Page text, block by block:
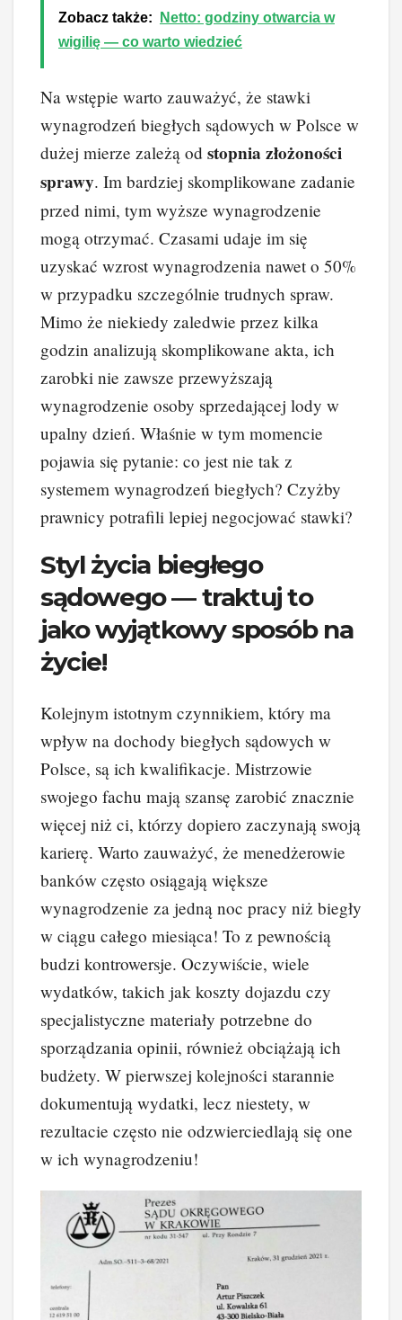
Zobacz także:
Netto: godziny otwarcia w
wigilię — co warto wiedzieć
Na wstępie warto zauważyć, że stawki
wynagrodzeń biegłych sądowych w Polsce w
dużej mierze zależą od stopnia złożoności
sprawy. Im bardziej skomplikowane zadanie
przed nimi, tym wyższe wynagrodzenie
mogą otrzymać. Czasami udaje im się
uzyskać wzrost wynagrodzenia nawet o 50%
w przypadku szczególnie trudnych spraw.
Mimo że niekiedy zaledwie przez kilka
godzin analizują skomplikowane akta, ich
zarobki nie zawsze przewyższają
wynagrodzenie osoby sprzedającej lody w
upalny dzień. Właśnie w tym momencie
pojawia się pytanie: co jest nie tak z
systemem wynagrodzeń biegłych? Czyżby
prawnicy potrafili lepiej negocjować stawki?
Styl życia biegłego
sądowego — traktuj to
jako wyjątkowy sposób na
życie!
Kolejnym istotnym czynnikiem, który ma
wpływ na dochody biegłych sądowych w
Polsce, są ich kwalifikacje. Mistrzowie
swojego fachu mają szansę zarobić znacznie
więcej niż ci, którzy dopiero zaczynają swoją
karierę. Warto zauważyć, że menedżerowie
banków często osiągają większe
wynagrodzenie za jedną noc pracy niż biegły
w ciągu całego miesiąca! To z pewnością
budzi kontrowersje. Oczywiście, wiele
wydatków, takich jak koszty dojazdu czy
specjalistyczne materiały potrzebne do
sporządzania opinii, również obciążają ich
budżety. W pierwszej kolejności starannie
dokumentują wydatki, lecz niestety, w
rezultacie często nie odzwierciedlają się one
w ich wynagrodzeniu!